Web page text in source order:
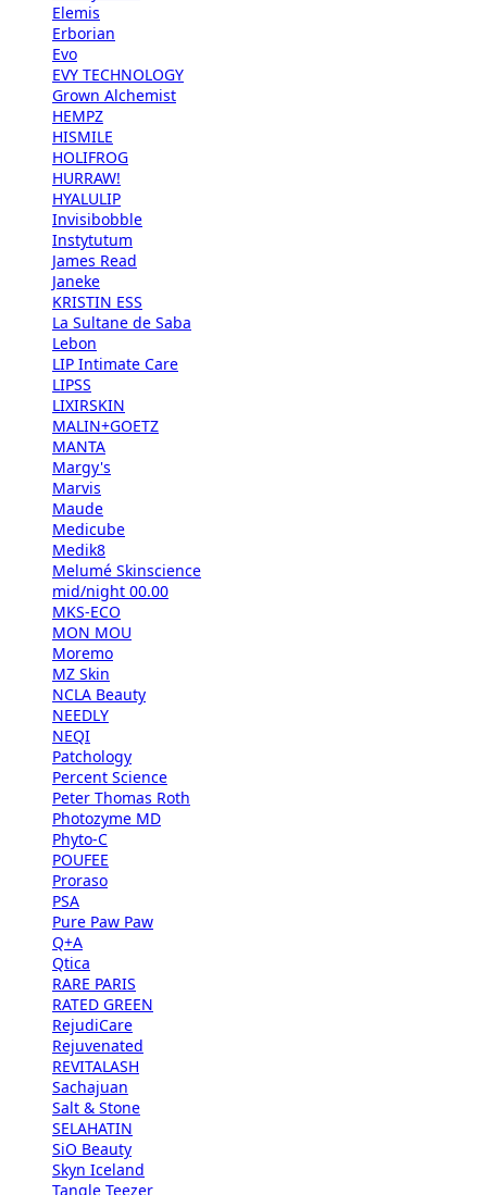
Elemis
Erborian
Evo
EVY TECHNOLOGY
Grown Alchemist
HEMPZ
HISMILE
HOLIFROG
HURRAW!
HYALULIP
Invisibobble
Instytutum
James Read
Janeke
KRISTIN ESS
La Sultane de Saba
Lebon
LIP Intimate Care
LIPSS
LIXIRSKIN
MALIN+GOETZ
MANTA
Margy's
Marvis
Maude
Medicube
Medik8
Melumé Skinscience
mid/night 00.00
MKS-ECO
MON MOU
Moremo
MZ Skin
NCLA Beauty
NEEDLY
NEQI
Patchology
Percent Science
Peter Thomas Roth
Photozyme MD
Phyto-C
POUFEE
Proraso
PSA
Pure Paw Paw
Q+A
Qtica
RARE PARIS
RATED GREEN
RejudiCare
Rejuvenated
REVITALASH
Sachajuan
Salt & Stone
SELAHATIN
SiO Beauty
Skyn Iceland
Tangle Teezer